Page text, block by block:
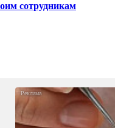
сотрудникам